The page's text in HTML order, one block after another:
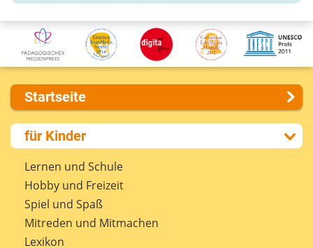
Startseite
Über uns
Presse
Kontakt
Impressum
Internet-ABC Sitemap
Barrierefreiheit
Länderprojekte
für Kinder
Lernen und Schule
Hobby und Freizeit
Spiel und Spaß
Mitreden und Mitmachen
Lexikon